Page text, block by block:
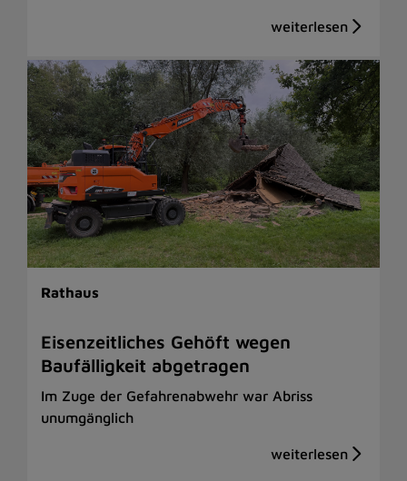
Rathaus
Eisenzeitliches Gehöft wegen
Baufälligkeit abgetragen
Im Zuge der Gefahrenabwehr war Abriss
unumgänglich